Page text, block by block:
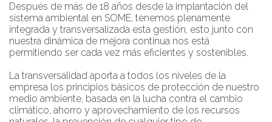
Después de más de 18 años desde la implantación del
sistema ambiental en SOME, tenemos plenamente
integrada y transversalizada esta gestión, esto junto con
nuestra dinámica de mejora continua nos está
permitiendo ser cada vez más eficientes y sostenibles.
La transversalidad aporta a todos los niveles de la
empresa los principios básicos de protección de nuestro
medio ambiente, basada en la lucha contra el cambio
climático, ahorro y aprovechamiento de los recursos